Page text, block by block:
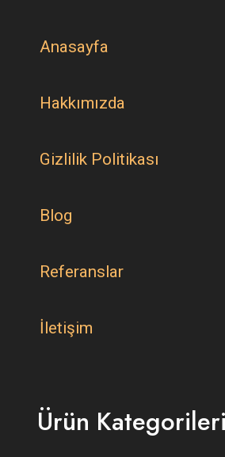
Anasayfa
Hakkımızda
Gizlilik Politikası
Blog
Referanslar
İletişim
Ürün